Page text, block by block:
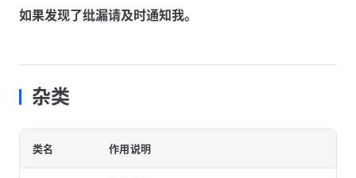
如果发现了纰漏请及时通知我。
杂类
类名 作用说明